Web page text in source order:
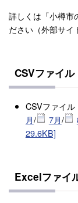
詳しくは「小樽市
ださい（外部サ
CSVファイル
CSVファイル
月/ 7月/
29.6KB]
Excelファイ